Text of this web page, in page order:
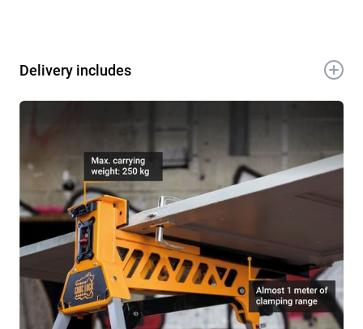
Delivery includes
1x Garantiebewijs